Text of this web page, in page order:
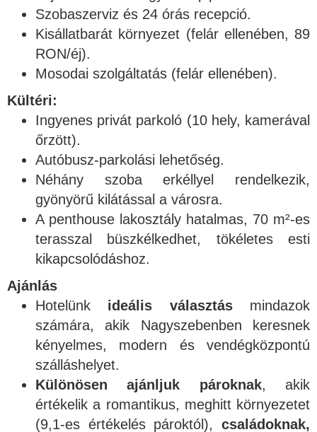
Szobaszerviz és 24 órás recepció.
Kisállatbarát környezet (felár ellenében, 89
RON/éj).
Mosodai szolgáltatás (felár ellenében).
Kültéri:
Ingyenes privát parkoló (10 hely, kamerával
őrzött).
Autóbusz-parkolási lehetőség.
Néhány szoba erkéllyel rendelkezik,
gyönyörű kilátással a városra.
A penthouse lakosztály hatalmas, 70 m²-es
terasszal büszkélkedhet, tökéletes esti
kikapcsolódáshoz.
Ajánlás
Hotelünk ideális választásmindazok
számára, akik Nagyszebenben keresnek
kényelmes, modern és vendégközpontú
szálláshelyet.
Különösen ajánljuk pároknak, akik
értékelik a romantikus, meghitt környezetet
(9,1-es értékelés pároktól), családoknak,